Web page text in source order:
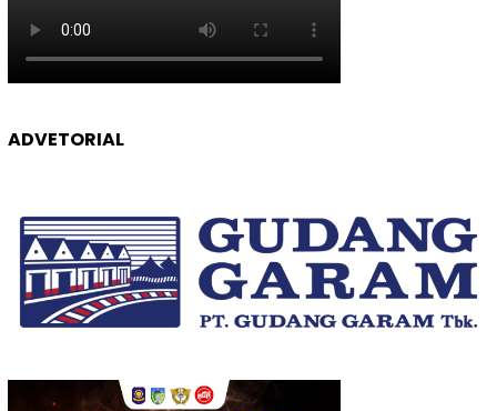
ADVETORIAL